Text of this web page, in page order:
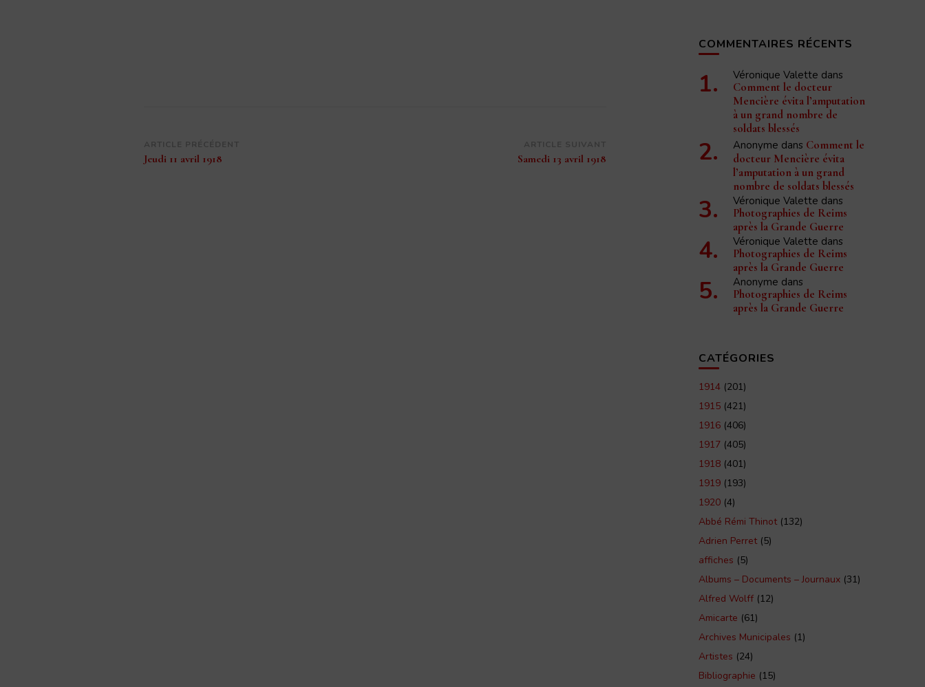
Navigation
d’article
Jeudi 11 avril 1918 Samedi 13 avril 1918
COMMENTAIRES RÉCENTS
Véronique Valette dans
Comment le docteur
Mencière évita l’amputation
à un grand nombre de
soldats blessés
Anonyme dans Comment le
docteur Mencière évita
l’amputation à un grand
nombre de soldats blessés
Véronique Valette dans
Photographies de Reims
après la Grande Guerre
Véronique Valette dans
Photographies de Reims
après la Grande Guerre
Anonyme dans
Photographies de Reims
après la Grande Guerre
CATÉGORIES
1914 (201)
1915 (421)
1916 (406)
1917 (405)
1918 (401)
1919 (193)
1920 (4)
Abbé Rémi Thinot(132)
Adrien Perret(5)
affiches (5)
Albums – Documents – Journaux (31)
Alfred Wolff (12)
Amicarte (61)
Archives Municipales (1)
Artistes (24)
Bibliographie (15)